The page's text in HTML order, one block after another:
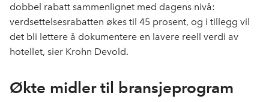
dobbel rabatt sammenlignet med dagens nivå:
verdsettelsesrabatten økes til 45 prosent, og i tillegg vil
det bli lettere å dokumentere en lavere reell verdi av
hotellet, sier Krohn Devold.
Økte midler til bransjeprogram